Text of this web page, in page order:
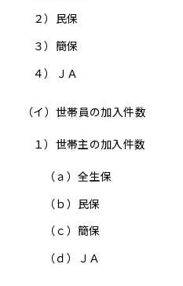
２） 民保
３） 簡保
４）
ＪＡ
（イ）世帯員の加入件数
１）世帯主の加入件数
（ａ）全生保
（ｂ） 民保
（ｃ）簡保
（ｄ）
ＪＡ